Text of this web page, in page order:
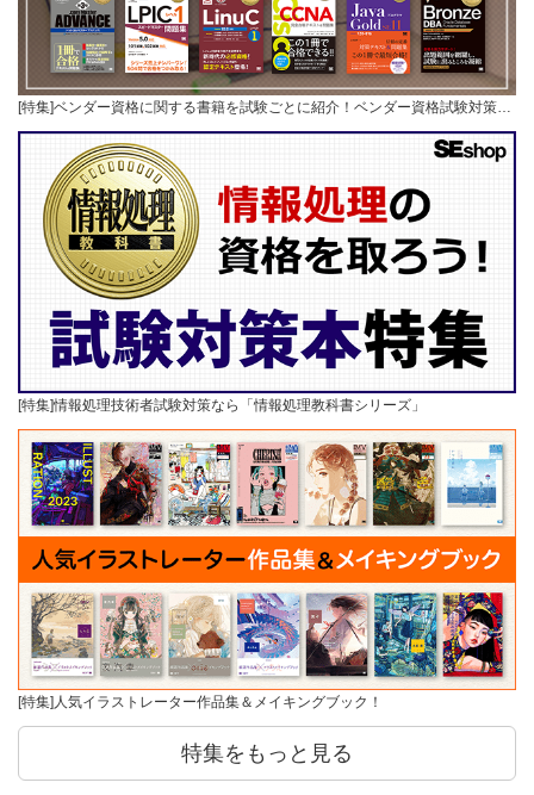
[特集]ベンダー資格に関する書籍を試験ごとに紹介！ベンダー資格試験対策…
[特集]情報処理技術者試験対策なら「情報処理教科書シリーズ」
[特集]人気イラストレーター作品集＆メイキングブック！
特集をもっと見る